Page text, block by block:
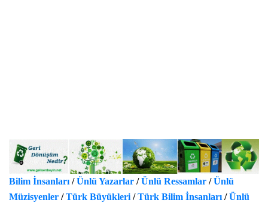
Bilim İnsanları /Ünlü Yazarlar /Ünlü Ressamlar /Ünlü
Müzisyenler /Türk Büyükleri /Türk Bilim İnsanları /Ünlü